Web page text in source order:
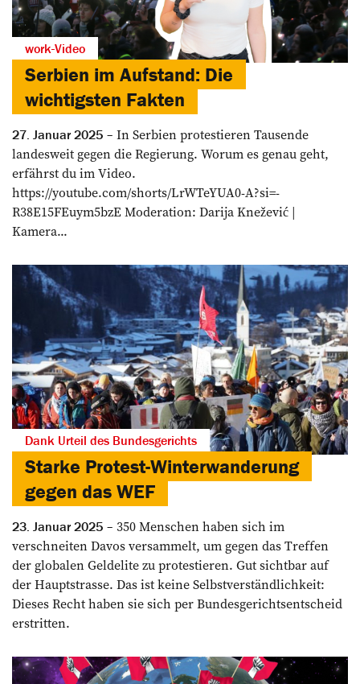
work-Video
Serbien im Aufstand: Die
wichtigsten Fakten
27. Januar 2025
In Serbien protestieren Tausende
landesweit gegen die Regierung. Worum es genau geht,
erfährst du im Video.
https://youtube.com/shorts/LrWTeYUA0-A?si=-
R38E15FEuym5bzE Moderation: Darija Knežević |
Kamera...
Dank Urteil des Bundesgerichts
Starke Protest-Winterwanderung
gegen das WEF
23. Januar 2025
350 Menschen haben sich im
verschneiten Davos versammelt, um gegen das Treffen
der globalen Geldelite zu protestieren. Gut sichtbar auf
der Hauptstrasse. Das ist keine Selbstverständlichkeit:
Dieses Recht haben sie sich per Bundesgerichtsentscheid
erstritten.